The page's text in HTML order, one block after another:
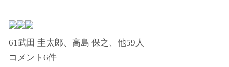
61武田 圭太郎、高島 保之、他59人
コメント6件